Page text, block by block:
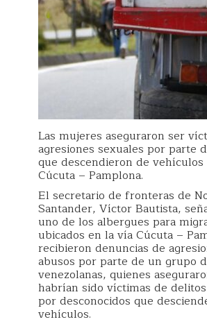
Las mujeres aseguraron ser
agresiones sexuales por parte
que descendieron de
Cúcuta – Pamplona.
El secretario de fronteras de
Santander, Víctor Bautista,
uno de los albergues para
ubicados en la vía Cúcuta –
recibieron denuncias de
abusos por parte de un grupo
venezolanas, quienes
habrían sido víctimas de
por desconocidos que
vehículos.